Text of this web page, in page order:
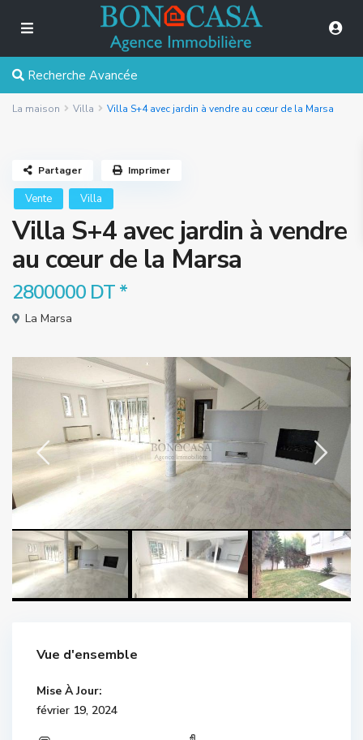
Recherche Avancée
La maison Villa Villa S+4 avec jardin à vendre au cœur de la Marsa
Vente Villa
Villa S+4 avec jardin à vendre
au cœur de la Marsa
2800000 DT*
La Marsa
Partager Imprimer
Vue d'ensemble
Mise À Jour:
février 19, 2024